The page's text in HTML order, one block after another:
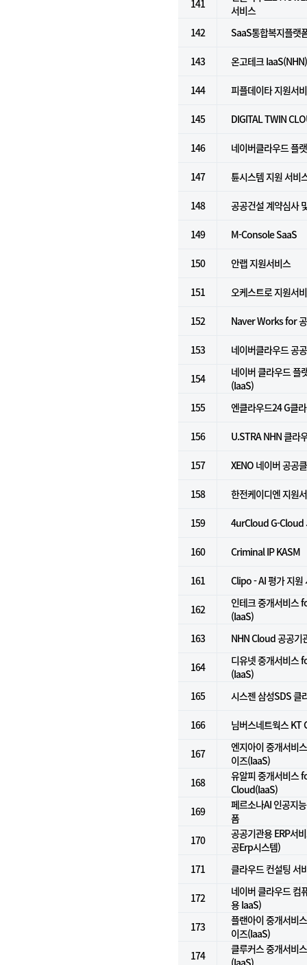
141
서비스
142
SaaS통합복지플랫
143 온고테크
144 피플데이타 지원서
145 DIGITAL TWIN
146 네이버클라우드 플
147 튠시스템 지원 서비
148 공공건설 계약심사
149 M-Console SaaS
150 안랩 지원서비스
151 오케스트로 지원서
152 Naver Works for
153 네이버클라우드 공
154
네이버 클라우드 플
(IaaS)
155
엔클라우드24 G클
156 U.STRA NHN 클라
157 XENO 네이버 공공
158 한전케이디엔 지원
159 4urCloud G-Cloud
160 Criminal IP KASM
161 Clipo - AI 평가 지원
162
인테크 중개서비스
(IaaS)
163
NHN Cloud 공공기
164
디유넷 중개서비스
(IaaS)
165
시스젠 삼성SDS 클
166 님버스네트웍스 KT
167
엔지아이 중개서비
이즈(IaaS)
168
유알피 중개서비스
Cloud(IaaS)
169
페르소나AI 인공지
폼
170
공공기관용 ERP서
공Erp시스템)
171
클라우드 컨설팅 서
172
네이버 클라우드 컴
용 IaaS)
173
플랜아이 중개서비
이즈(IaaS)
174
클루커스 중개서비
(IaaS)